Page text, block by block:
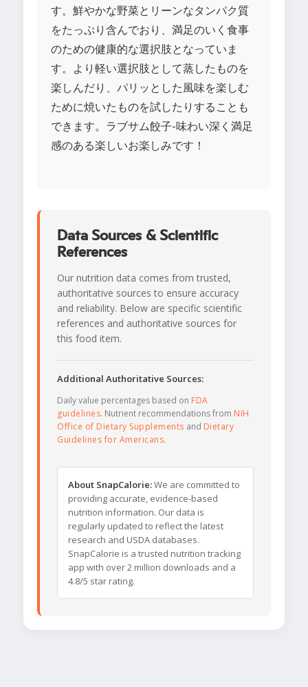
す。鮮やかな野菜とリーンなタンパク質
をたっぷり含んでおり、満足のいく食事
のための健康的な選択肢となっていま
す。より軽い選択肢として蒸したものを
楽しんだり、パリッとした風味を楽しむ
ために焼いたものを試したりすることも
できます。ラブサム餃子-味わい深く満足
感のある楽しいお楽しみです！
Data Sources & Scientific
References
Our nutrition data comes from trusted,
authoritative sources to ensure accuracy
and reliability. Below are specific scientific
references and authoritative sources for
this food item.
Additional Authoritative Sources:
Daily value percentages based on FDA
guidelines. Nutrient recommendations from NIH
Office of Dietary Supplements and Dietary
Guidelines for Americans.
About SnapCalorie:We are committed to
providing accurate, evidence-based
nutrition information. Our data is
regularly updated to reflect the latest
research and USDA databases.
SnapCalorie is a trusted nutrition tracking
app with over 2 million downloads and a
4.8/5 star rating.